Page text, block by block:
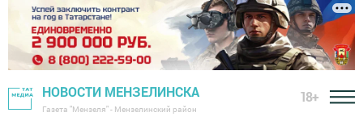
НОВОСТИ МЕНЗЕЛИНСКА
Газета "Мензеля" - Мензелинский район
18+